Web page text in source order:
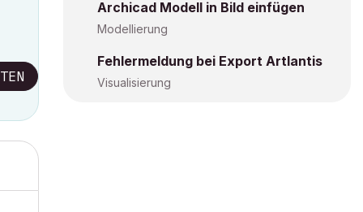
Archicad Modell in Bild einfügen
Modellierung
Fehlermeldung bei Export Artlantis
Visualisierung